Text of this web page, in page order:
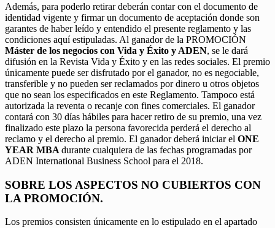
Además, para poderlo retirar deberán contar con el documento de
identidad vigente y firmar un documento de aceptación donde son
garantes de haber leído y entendido el presente reglamento y las
condiciones aquí estipuladas. Al ganador de la PROMOCIÓN
Máster de los negocios con Vida y Éxito y ADEN, se le dará
difusión en la Revista Vida y Éxito y en las redes sociales. El premio
únicamente puede ser disfrutado por el ganador, no es negociable,
transferible y no pueden ser reclamados por dinero u otros objetos
que no sean los especificados en este Reglamento. Tampoco está
autorizada la reventa o recanje con fines comerciales. El ganador
contará con 30 días hábiles para hacer retiro de su premio, una vez
finalizado este plazo la persona favorecida perderá el derecho al
reclamo y el derecho al premio. El ganador deberá iniciar el ONE
YEAR MBA durante cualquiera de las fechas programadas por
ADEN International Business School para el 2018.
SOBRE LOS ASPECTOS NO CUBIERTOS CON
LA PROMOCIÓN.
Los premios consisten únicamente en lo estipulado en el apartado